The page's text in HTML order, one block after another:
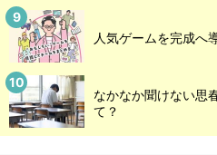
人気ゲームを完成へ
なかなか聞けない思
て？